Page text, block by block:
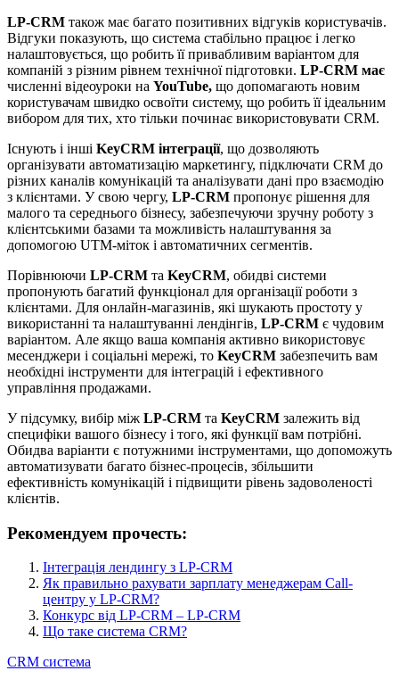
LP-CRM також має багато позитивних відгуків користувачів.
Відгуки показують, що система стабільно працює і легко
налаштовується, що робить її привабливим варіантом для
компаній з різним рівнем технічної підготовки. LP-CRM має
численні відеоуроки на YouTube, що допомагають новим
користувачам швидко освоїти систему, що робить її ідеальним
вибором для тих, хто тільки починає використовувати CRM.
Існують і інші KeyCRM інтеграції, що дозволяють
організувати автоматизацію маркетингу, підключати CRM до
різних каналів комунікацій та аналізувати дані про взаємодію
з клієнтами. У свою чергу, LP-CRM пропонує рішення для
малого та середнього бізнесу, забезпечуючи зручну роботу з
клієнтськими базами та можливість налаштування за
допомогою UTM-міток і автоматичних сегментів.
Порівнюючи LP-CRM та KeyCRM, обидві системи
пропонують багатий функціонал для організації роботи з
клієнтами. Для онлайн-магазинів, які шукають простоту у
використанні та налаштуванні лендінгів, LP-CRM є чудовим
варіантом. Але якщо ваша компанія активно використовує
месенджери і соціальні мережі, то KeyCRM забезпечить вам
необхідні інструменти для інтеграцій і ефективного
управління продажами.
У підсумку, вибір між LP-CRM та KeyCRM залежить від
специфіки вашого бізнесу і того, які функції вам потрібні.
Обидва варіанти є потужними інструментами, що допоможуть
автоматизувати багато бізнес-процесів, збільшити
ефективність комунікацій і підвищити рівень задоволеності
клієнтів.
Рекомендуем прочесть:
Інтеграція лендингу з LP-CRM
Як правильно рахувати зарплату менеджерам Call-
центру у LP-CRM?
Конкурс від LP-CRM – LP-CRM
Що таке система CRM?
CRM система